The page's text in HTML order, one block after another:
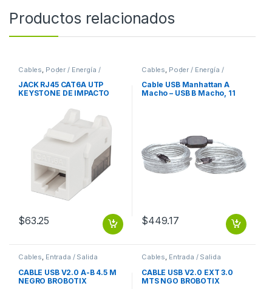
Productos relacionados
Cables Poder / Energía /
Alimentación
JACK RJ45 CAT6A UTP
KEYSTONE DE IMPACTO
$63.25
Cables Poder / Energía /
Alimentación
Cable USB Manhattan A
Macho – USB B Macho, 11
$449.17
Cables, Entrada / Salida
CABLE USB V2.0 A-B 4.5 M
NEGRO BROBOTIX
Cables, Entrada / Salida
CABLE USB V2.0 EXT 3.0
MTS NGO BROBOTIX